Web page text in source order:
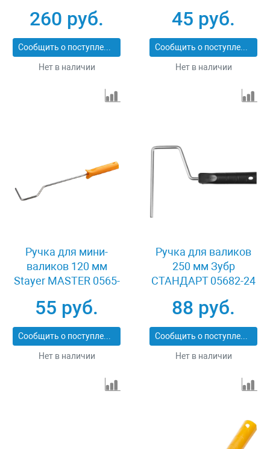
260 руб.
Сообщить о поступлении
Нет в наличии
45 руб.
Сообщить о поступлении
Нет в наличии
Ручка для мини-
валиков 120 мм
Stayer MASTER 0565-
55 руб.
Сообщить о поступлении
Нет в наличии
Ручка для валиков
250 мм Зубр
СТАНДАРТ 05682-24
88 руб.
Сообщить о поступлении
Нет в наличии